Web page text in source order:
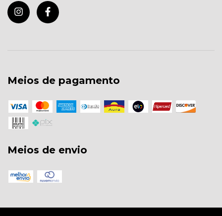
Meios de pagamento
Meios de envio